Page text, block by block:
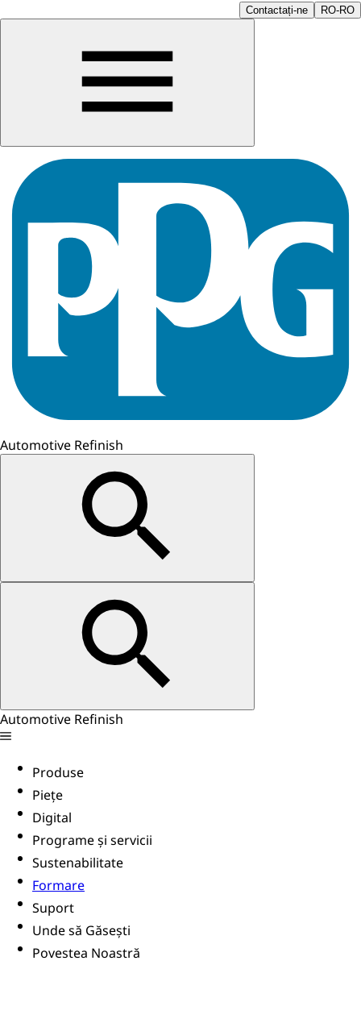
Contactați-ne RO-RO
Automotive Refinish
Automotive Refinish
Produse
Piețe
Digital
Programe și servicii
Sustenabilitate
Formare
Suport
Unde să Găsești
Povestea Noastră